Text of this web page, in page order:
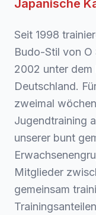
Japanische
Seit 1998
Budo-Stil von O
2002 unter
Deutschland.
zweimal
Jugendtraining
unserer bunt
Mitglieder
gemeinsam